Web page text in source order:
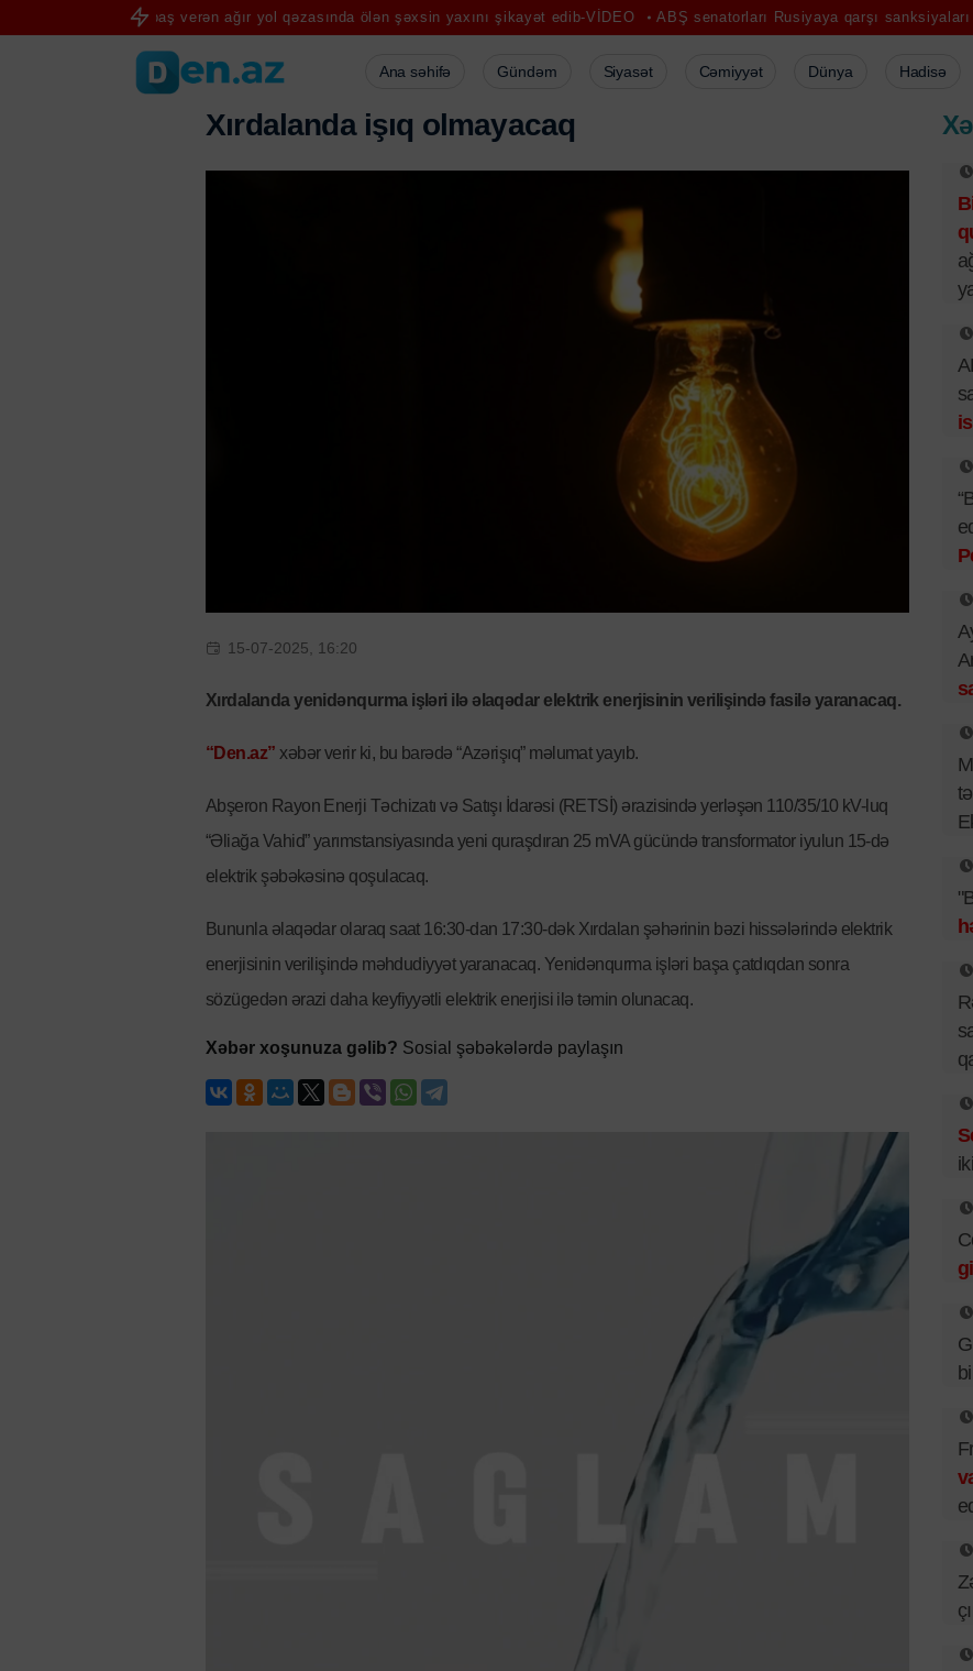
baş verən ağır yol qəzasında ölən şəxsin yaxını şikayət edib-VİDEO ABŞ senatorları Rusiyaya qarşı sanksiyaları
Ana səhifə Gündəm Siyasət Cəmiyyət Dünya Hadisə
Xırdalanda işıq olmayacaq
15-07-2025, 16:20
Xırdalanda yenidənqurma işləri ilə əlaqədar elektrik enerjisinin verilişində fasilə yaranacaq.
“Den.az” xəbər verir ki, bu barədə “Azərişıq” məlumat yayıb.
Abşeron Rayon Enerji Təchizatı və Satışı İdarəsi (RETSİ) ərazisində yerləşən 110/35/10 kV-luq
“Əliağa Vahid” yarımstansiyasında yeni quraşdıran 25 mVA gücündə transformator iyulun 15-də
elektrik şəbəkəsinə qoşulacaq.
Bununla əlaqədar olaraq saat 16:30-dan 17:30-dək Xırdalan şəhərinin bəzi hissələrində elektrik
enerjisinin verilişində məhdudiyyət yaranacaq. Yenidənqurma işləri başa çatdıqdan sonra
sözügedən ərazi daha keyfiyyətli elektrik enerjisi ilə təmin olunacaq.
Xəbər xoşunuza gəlib? Sosial şəbəkələrdə paylaşın